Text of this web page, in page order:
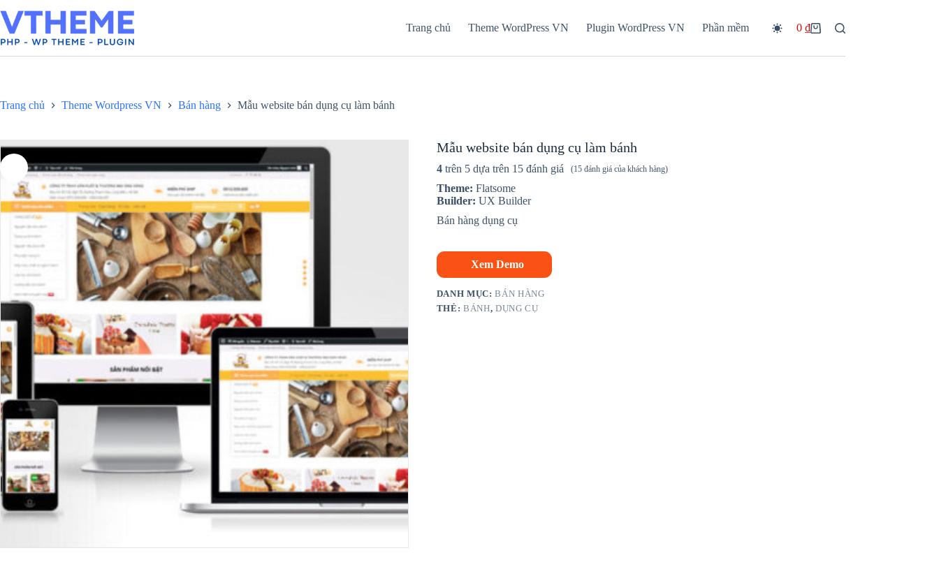
đến
phần
nội
dung
Trang chủ Theme WordPress VN Plugin WordPress VN Phần mềm
Giỏ
0 ₫
Trang chủ Theme Wordpress VN Bán hàng Mẫu website bán dụng cụ làm bánh
Mẫu website bán dụng cụ làm bánh
4trên 5 dựa trên 15đánh giá (15đánh giá của khách hàng)
Theme: Flatsome
Builder: UX Builder
Bán hàng dụng cụ
Xem Demo
DANH MỤC:BÁN HÀNG
THẺ:BÁNH, DỤNG CỤ